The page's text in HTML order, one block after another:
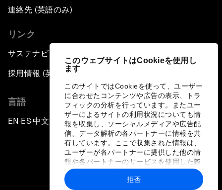
このウェブサイトはCookieを使用し
ます
このサイトではCookieを使って、ユーザー
に合わせたコンテンツや広告の表示、トラ
フィックの分析を行っています。またユー
ザーによるサイトの利用状況についても情
報を収集し、ソーシャルメディアや広告配
信、データ解析の各パートナーに情報を共
有しています。ここで収集された情報は、
ユーザーが各パートナーに提供した他の情
報や各パートナーのサービスを使用した際
に収集された情報と組み合わされ、各パー
トナーによって使用されることがありま
拒否
連絡先 (英語のみ)
リンク
サステナビリティへの取り組み
採用情報 (英語のみ)
言語
EN ▪ ES▪中文▪ 日本語